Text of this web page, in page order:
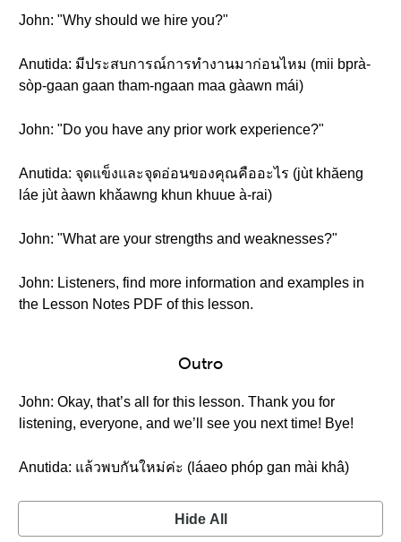
John: "Why should we hire you?"
Anutida: มีประสบการณ์การทำงานมาก่อนไหม (mii bprà-
sòp-gaan gaan tham-ngaan maa gàawn mái)
John: "Do you have any prior work experience?"
Anutida: จุดแข็งและจุดอ่อนของคุณคืออะไร (jùt khăeng
láe jùt àawn khǎawng khun khuue à-rai)
John: "What are your strengths and weaknesses?"
John: Listeners, find more information and examples in
the Lesson Notes PDF of this lesson.
Outro
John: Okay, that’s all for this lesson. Thank you for
listening, everyone, and we’ll see you next time! Bye!
Anutida: แล้วพบกันใหม่ค่ะ (láaeo phóp gan mài khâ)
Hide All